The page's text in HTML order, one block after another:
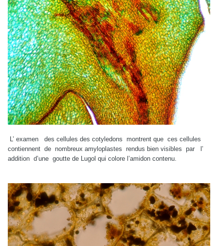
L’ examen des cellules des cotyledons montrent que ces cellules
contiennent de nombreux amyloplastes rendus bien visibles par l’
addition d’une goutte de Lugol qui colore l’amidon contenu.